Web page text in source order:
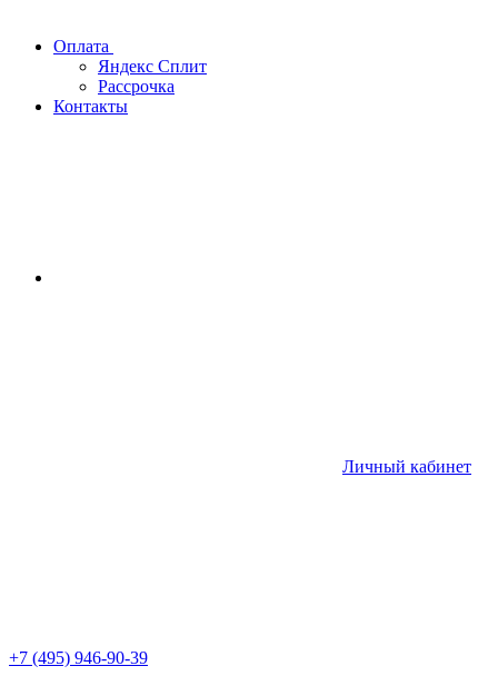
Оплата
Яндекс Сплит
Рассрочка
Контакты
Личный кабинет
+7 (495) 946-90-39